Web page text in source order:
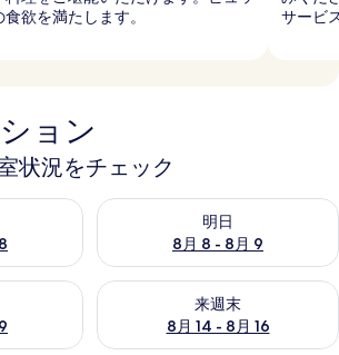
欲を満たします。
サービ
ョン
状況をチェック
室状況をチェック
明日
8月 8 - 8月 9
明日 8月 8 - 8月 9 の空室状況
空室状況をチェック
来週末
8月 14 - 8月 16
来週末 8月 14 - 8月 16 の空室